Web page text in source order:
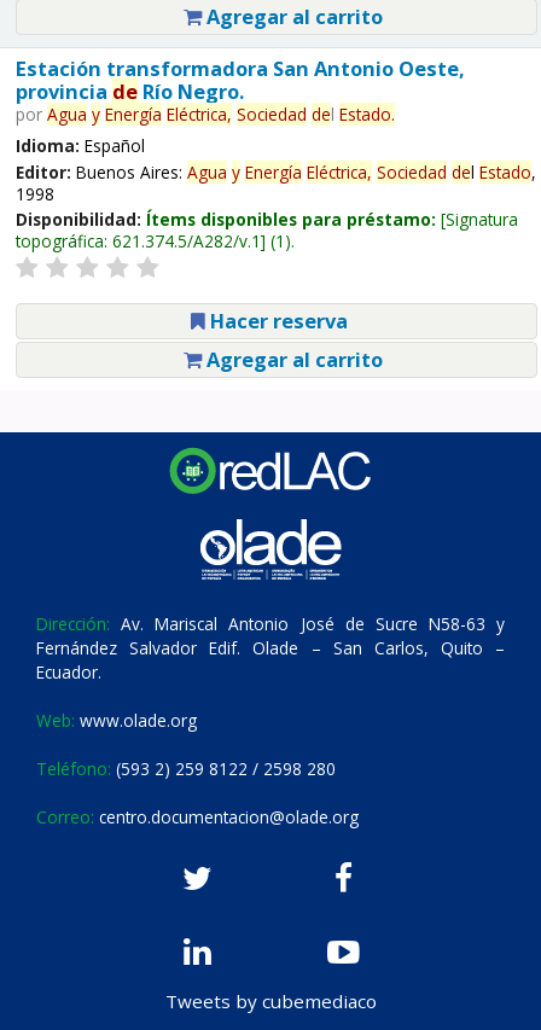
Agregar al carrito
Estación transformadora San Antonio Oeste,
provincia deRío Negro.
por Agua y Energía Eléctrica, Sociedad del Estado.
Idioma: Español
Editor: Buenos Aires: Agua y Energía Eléctrica, Sociedad del Estado,
1998
Disponibilidad: Ítems disponibles para préstamo: Signatura
topográfica: 621.374.5/A282/v.1 (1).
Hacer reserva
Agregar al carrito
Dirección: Av. Mariscal Antonio José de Sucre N58-63 y
Fernández Salvador Edif. Olade – San Carlos, Quito –
Ecuador.
Web: www.olade.org
Teléfono: (593 2) 259 8122 / 2598 280
Correo: centro.documentacion@olade.org
Tweets by cubemediaco